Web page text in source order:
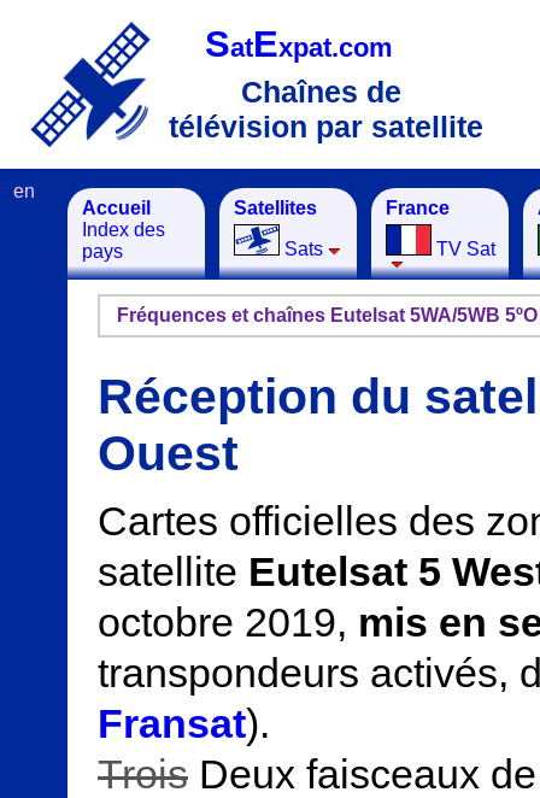
SatExpat.com
Chaînes de
télévision par satellite
Accueil
Index des
pays
Satellites
Sats
France
TV Sat
en
Fréquences et chaînes Eutelsat 5WA/5WB 5ºO
Réception du
Ouest
Cartes officielles des
satellite Eutelsat 5
octobre 2019, mis en
transpondeurs activés,
Fransat).
Trois Deux faisceaux